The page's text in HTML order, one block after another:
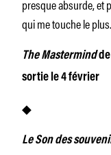
presque absurde, et
qui me touche le plus.
The Mastermindde
sortie le 4 février
◆
Le Son des